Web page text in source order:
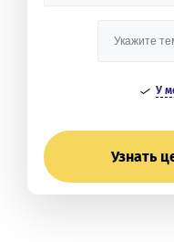
У
Узнать